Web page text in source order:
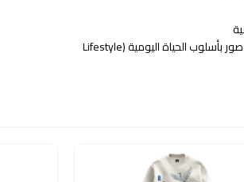
أصول بصرية للإطلاق عبر وسائل التواصل الاجتماعي، وصور بأسلوب الحياة اليومية (Lifestyle